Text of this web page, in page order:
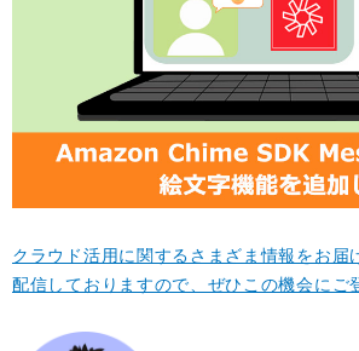
クラウド活用に関するさまざま情報をお届
配信しておりますので、ぜひこの機会にご